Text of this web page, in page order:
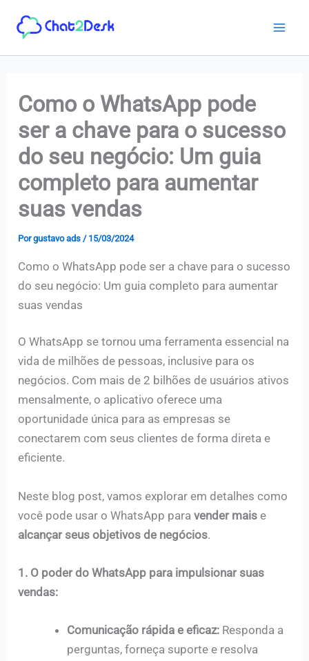
para
Como o WhatsApp pode
ser a chave para o sucesso
do seu negócio: Um guia
completo para aumentar
suas vendas
Porgustavo ads / 15/03/2024
Como o WhatsApp pode ser a chave para o sucesso
do seu negócio: Um guia completo para aumentar
suas vendas
O WhatsApp se tornou uma ferramenta essencial na
vida de milhões de pessoas, inclusive para os
negócios. Com mais de 2 bilhões de usuários ativos
mensalmente, o aplicativo oferece uma
oportunidade única para as empresas se
conectarem com seus clientes de forma direta e
eficiente.
Neste blog post, vamos explorar em detalhes como
você pode usar o WhatsApp paravender mais e
alcançar seus objetivos de negócios.
1. O poder do WhatsApp para impulsionar suas
vendas:
Comunicação rápida e eficaz: Responda a
perguntas, forneça suporte e resolva